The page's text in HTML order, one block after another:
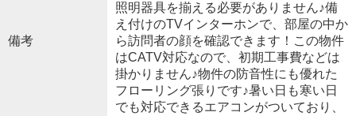
備考
照明器具を揃える必要がありません♪備
え付けのTVインターホンで、部屋の中か
ら訪問者の顔を確認できます！この物件
はCATV対応なので、初期工事費などは
掛かりません♪物件の防音性にも優れた
フローリング張りです♪暑い日も寒い日
でも対応できるエアコンがついており、